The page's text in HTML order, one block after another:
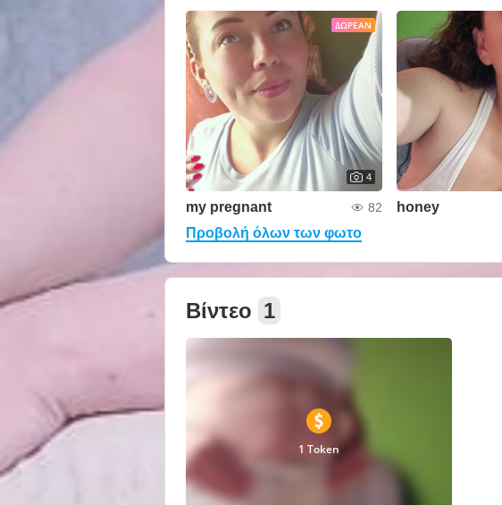
ΔΩΡΕΆΝ
4
my pregnant 82 honey
Προβολή όλων των φωτο
Βίντεο 1
1 Token